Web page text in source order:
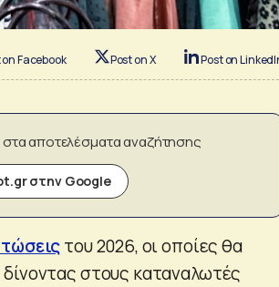
on Facebook Post on X Post on
αποτελέσματα αναζήτησης
στην Google
του 2026, οι οποίες θα
δίνοντας στους καταναλωτές